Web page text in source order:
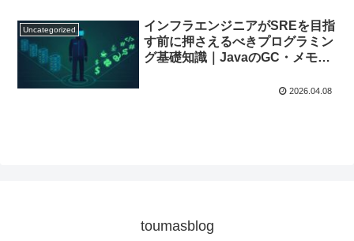
Uncategorized
インフラエンジニアがSREを目指
す前に押さえるべきプログラミン
グ基礎知識｜JavaのGC・メモリ
2026.04.08
toumasblog